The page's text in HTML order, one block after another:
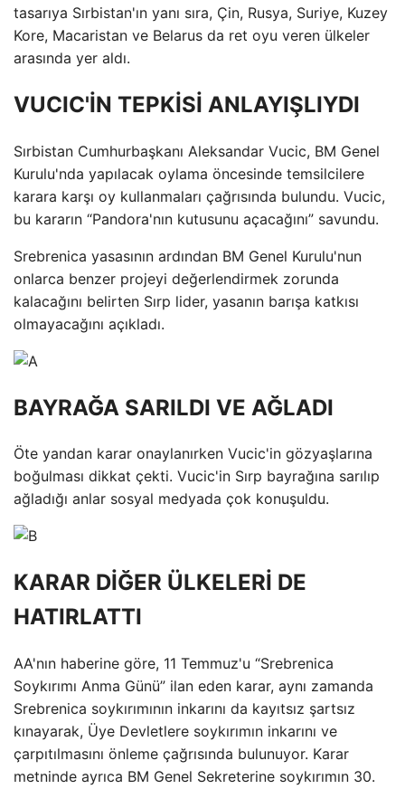
tasarıya Sırbistan'ın yanı sıra, Çin, Rusya, Suriye, Kuzey
Kore, Macaristan ve Belarus da ret oyu veren ülkeler
arasında yer aldı.
VUCIC'İN TEPKİSİ ANLAYIŞLIYDI
Sırbistan Cumhurbaşkanı Aleksandar Vucic, BM Genel
Kurulu'nda yapılacak oylama öncesinde temsilcilere
karara karşı oy kullanmaları çağrısında bulundu. Vucic,
bu kararın “Pandora'nın kutusunu açacağını” savundu.
Srebrenica yasasının ardından BM Genel Kurulu'nun
onlarca benzer projeyi değerlendirmek zorunda
kalacağını belirten Sırp lider, yasanın barışa katkısı
olmayacağını açıkladı.
BAYRAĞA SARILDI VE AĞLADI
Öte yandan karar onaylanırken Vucic'in gözyaşlarına
boğulması dikkat çekti. Vucic'in Sırp bayrağına sarılıp
ağladığı anlar sosyal medyada çok konuşuldu.
KARAR DİĞER ÜLKELERİ DE
HATIRLATTI
AA'nın haberine göre, 11 Temmuz'u “Srebrenica
Soykırımı Anma Günü” ilan eden karar, aynı zamanda
Srebrenica soykırımının inkarını da kayıtsız şartsız
kınayarak, Üye Devletlere soykırımın inkarını ve
çarpıtılmasını önleme çağrısında bulunuyor. Karar
metninde ayrıca BM Genel Sekreterine soykırımın 30.